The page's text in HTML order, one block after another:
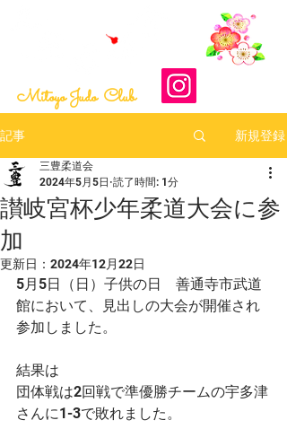
Mitoyo Judo Club
記事 新規登録
讃岐宮杯少年柔道大会に参
加
三豊柔道会
2024年5月5日 読了時間: 1分
更新日： 2024年12月22日
5月5日（日）子供の日　善通寺市武道
館において、見出しの大会が開催され
参加しました。
結果は
団体戦は2回戦で準優勝チームの宇多津
さんに1-3で敗れました。